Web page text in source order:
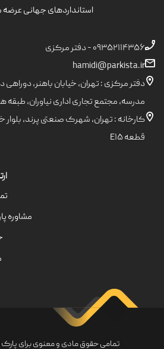
استانداردهای جهانی عرضه
۰۹۳۵۲۱۱۴۳۵۶ - دفتر مرکزی
hamidi@parkista.ir
دفتر مرکزی : تهران، خیابان باهنر،
مدرسه، مجتمع تجاری اداری نیاوران، طبقه
کارخانه : تهران، شهرک صنعتی پرند، بلوار
قطعه E۱۵
مشاوره
تمامی حقوق مادی و معنوی برای